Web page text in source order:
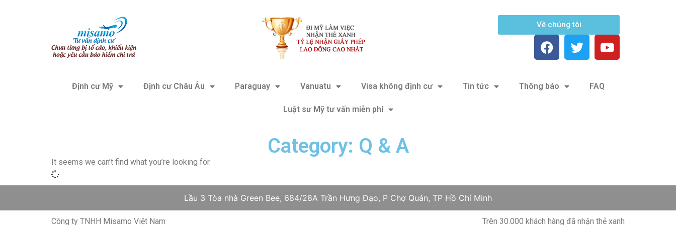
Về chúng tôi
Định cư Mỹ Định cư Châu Âu Paraguay Vanuatu Visa không định cư Tin tức Thông báo FAQ
Luật sư Mỹ tư vấn miễn phí
Category: Q & A
It seems we can’t find what you’re looking for.
Lầu 3 Tòa nhà Green Bee, 684/28A Trần Hưng Đạo, P Chợ Quán, TP Hồ Chí Minh
Công ty TNHH Misamo Việt Nam Trên 30.000 khách hàng đã nhận thẻ xanh